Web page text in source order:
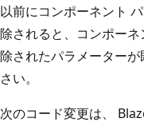
以前にコンポーネント
除されると、コンポー
除されたパラメーター
さい。
次のコード変更は、